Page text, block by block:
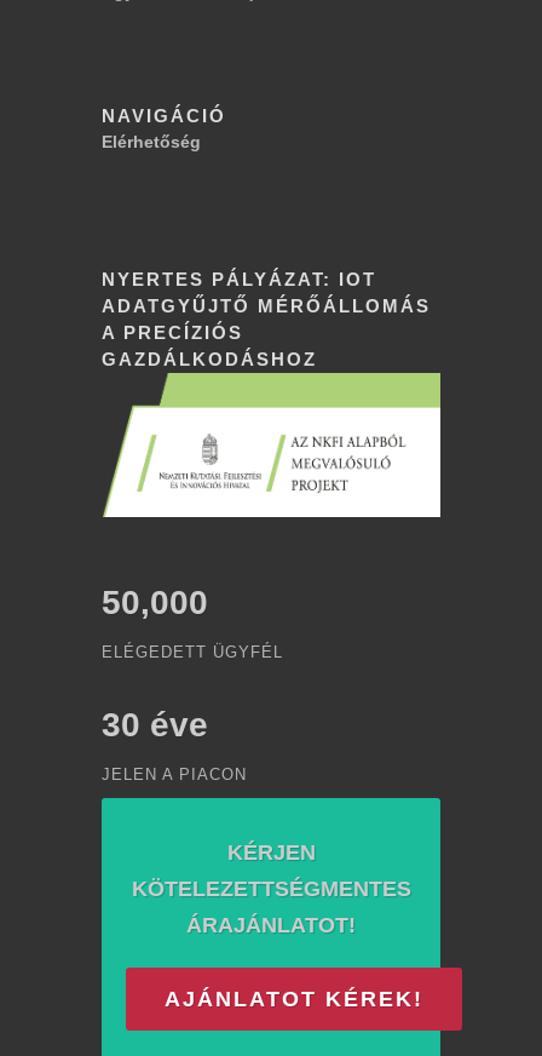
NAVIGÁCIÓ
Elérhetőség
NYERTES PÁLYÁZAT: IOT
ADATGYŰJTŐ MÉRŐÁLLOMÁS
A PRECÍZIÓS
GAZDÁLKODÁSHOZ
50,000
ELÉGEDETT ÜGYFÉL
30 éve
JELEN A PIACON
KÉRJEN
KÖTELEZETTSÉGMENTES
ÁRAJÁNLATOT!
AJÁNLATOT KÉREK!